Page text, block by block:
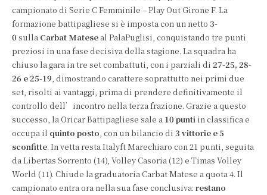
campionato di Serie C Femminile – Play Out Girone F. La
formazione battipagliese si è imposta con un netto 3-
0 sulla Carbat Matese al PalaPuglisi, conquistando tre punti
preziosi in una fase decisiva della stagione. La squadra ha
chiuso la gara in tre set combattuti, con i parziali di 27-25, 28-
26 e 25-19, dimostrando carattere soprattutto nei primi due
set, risolti ai vantaggi, prima di prendere definitivamente il
controllo dell’incontro nella terza frazione. Grazie a questo
successo, la Oricar Battipagliese sale a 10 punti in classifica e
occupa il quinto posto, con un bilancio di 3 vittorie e 5
sconfitte. In vetta resta Italyft Marechiaro con 21 punti, seguita
da Libertas Sorrento (14), Volley Casoria (12) e Timas Volley
World (11). Chiude la graduatoria Carbat Matese a quota 4. Il
campionato entra ora nella sua fase conclusiva: restano